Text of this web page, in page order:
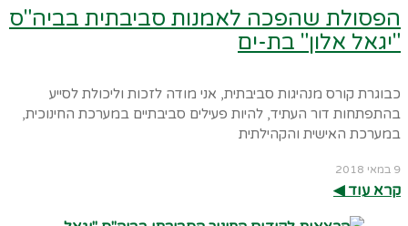
הפסולת שהפכה לאמנות סביבתית בביה"ס
"יגאל אלון" בת-ים
כבוגרת קורס מנהיגות סביבתית, אני מודה לזכות וליכולת לסייע
בהתפתחות דור העתיד, להיות פעילים סביבתיים במערכת החינוכית,
במערכת האישית והקהילתית
9 במאי 2018
קרא עוד ◀︎